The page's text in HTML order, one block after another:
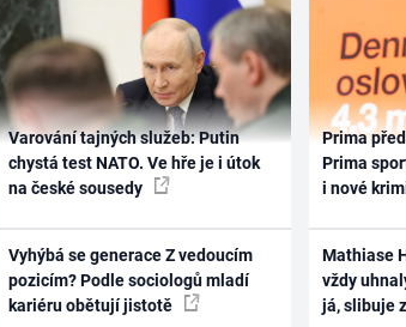
Varování tajných služeb: Putin
chystá test NATO. Ve hře je i útok
na české sousedy
Vyhýbá se generace Z vedoucím
pozicím? Podle sociologů mladí
kariéru obětují jistotě
Prima
Prima
i nové
Mathiase
vždy
já, slibuje